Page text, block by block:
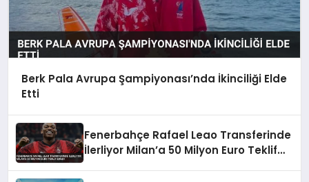
Berk Pala Avrupa Şampiyonası’nda İkinciliği Elde
Etti
Fenerbahçe Rafael Leao Transferinde
İlerliyor Milan’a 50 Milyon Euro Teklif